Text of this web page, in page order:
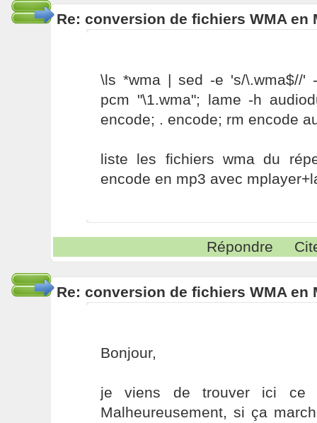
Re: conversion de fichiers WMA en
\ls *wma | sed -e 's/\.wma$//'
pcm "\1.wma"; lame -h
encode; . encode; rm encode
liste les fichiers wma du
encode en mp3 avec
Répondre
Re: conversion de fichiers WMA en
Bonjour,
je viens de trouver ici ce
Malheureusement, si ça